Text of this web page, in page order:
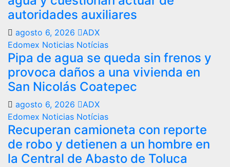
autoridades auxiliares
agosto 6, 2026
ADX
Edomex Noticias Notícias
Pipa de agua se queda sin frenos y
provoca daños a una vivienda en
San Nicolás Coatepec
agosto 6, 2026
ADX
Edomex Noticias Notícias
Recuperan camioneta con reporte
de robo y detienen a un hombre en
la Central de Abasto de Toluca